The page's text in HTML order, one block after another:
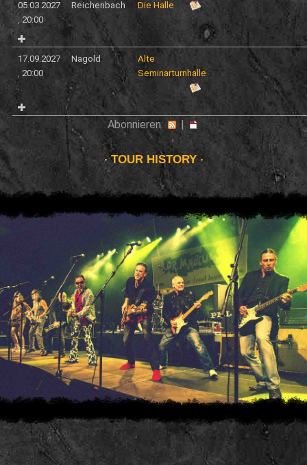
05.03.2027
, 20:00
Reichenbach Die Halle
17.09.2027
, 20:00
Nagold
Alte
Seminarturnhalle
Abonnieren:
TOUR HISTORY